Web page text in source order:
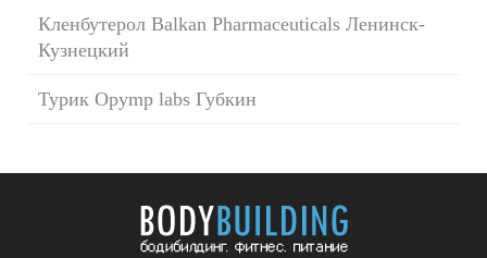
Кленбутерол Balkan Pharmaceuticals Ленинск-
Кузнецкий
Турик Opymp labs Губкин